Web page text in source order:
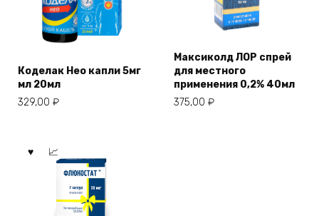
Коделак Нео капли 5мг
мл 20мл
329,00 ₽
Максиколд ЛОР спрей
для местного
применения 0,2% 40мл
375,00 ₽